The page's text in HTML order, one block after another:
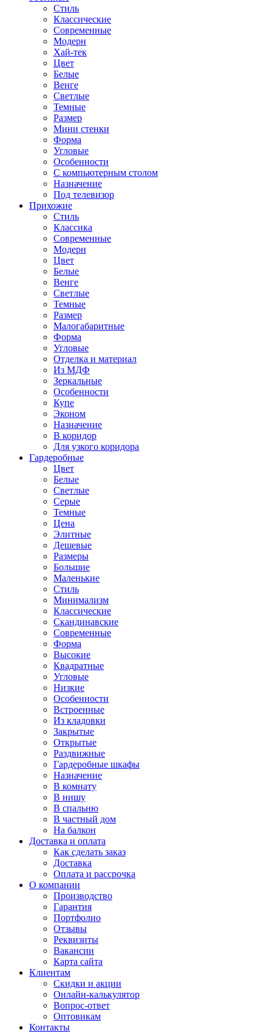
Стиль
Классические
Современные
Модерн
Хай-тек
Цвет
Белые
Венге
Светлые
Темные
Размер
Мини стенки
Форма
Угловые
Особенности
С компьютерным столом
Назначение
Под телевизор
Прихожие
Стиль
Классика
Современные
Модерн
Цвет
Белые
Венге
Светлые
Темные
Размер
Малогабаритные
Форма
Угловые
Отделка и материал
Из МДФ
Зеркальные
Особенности
Купе
Эконом
Назначение
В коридор
Для узкого коридора
Гардеробные
Цвет
Белые
Светлые
Серые
Темные
Цена
Элитные
Дешевые
Размеры
Большие
Маленькие
Стиль
Минимализм
Классические
Скандинавские
Современные
Форма
Высокие
Квадратные
Угловые
Низкие
Особенности
Встроенные
Из кладовки
Закрытые
Открытые
Раздвижные
Гардеробные шкафы
Назначение
В комнату
В нишу
В спальню
В частный дом
На балкон
Доставка и оплата
Как сделать заказ
Доставка
Оплата и рассрочка
О компании
Производство
Гарантия
Портфолио
Отзывы
Реквизиты
Вакансии
Карта сайта
Клиентам
Скидки и акции
Онлайн-калькулятор
Вопрос-ответ
Оптовикам
Контакты